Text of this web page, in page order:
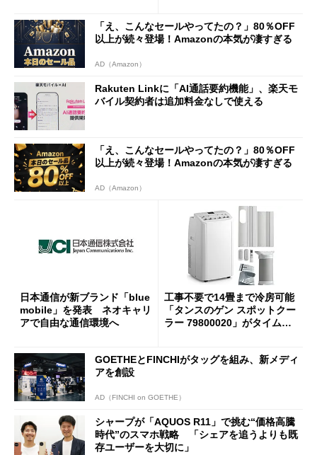
「え、こんなセールやってたの？」80％OFF
以上が続々登場！Amazonの本気が凄すぎる
AD（Amazon）
Rakuten Linkに「AI通話要約機能」、楽天モ
バイル契約者は追加料金なしで使える
「え、こんなセールやってたの？」80％OFF
以上が続々登場！Amazonの本気が凄すぎる
AD（Amazon）
日本通信が新ブランド「blue
mobile」を発表 ネオキャリ
アで自由な通信環境へ
工事不要で14畳まで冷房可能
「タンスのゲン スポットクー
ラー 79800020」がタイムセ
GOETHEとFINCHIがタッグを組み、新メディ
アを創設
AD（FINCHI on GOETHE）
シャープが「AQUOS R11」で挑む“価格高騰
時代”のスマホ戦略 「シェアを追うよりも既
存ユーザーを大切に」